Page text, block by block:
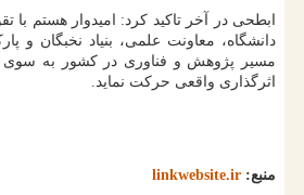
ابطحی در آخر تاکید کرد: امیدوار هستم با
دانشگاه، معاونت علمی، بنیاد نخبگان و
مسیر پژوهش و فناوری در کشور به سوی
اثرگذاری واقعی حرکت نماید.
منبع: linkwebsite.ir